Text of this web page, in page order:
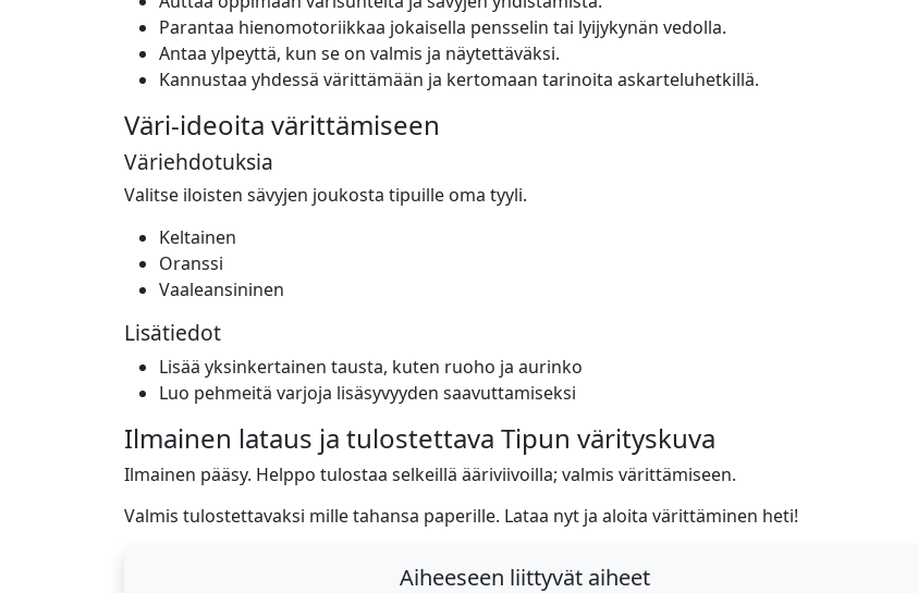
Parantaa hienomotoriikkaa jokaisella pensselin tai lyijykynän vedolla.
Antaa ylpeyttä, kun se on valmis ja näytettäväksi.
Kannustaa yhdessä värittämään ja kertomaan tarinoita askarteluhetkillä.
Väri-ideoita värittämiseen
Väriehdotuksia
Valitse iloisten sävyjen joukosta tipuille oma tyyli.
Keltainen
Oranssi
Vaaleansininen
Lisätiedot
Lisää yksinkertainen tausta, kuten ruoho ja aurinko
Luo pehmeitä varjoja lisäsyvyyden saavuttamiseksi
Ilmainen lataus ja tulostettava Tipun värityskuva
Ilmainen pääsy. Helppo tulostaa selkeillä ääriviivoilla; valmis värittämiseen.
Valmis tulostettavaksi mille tahansa paperille. Lataa nyt ja aloita värittäminen heti!
Aiheeseen liittyvät aiheet